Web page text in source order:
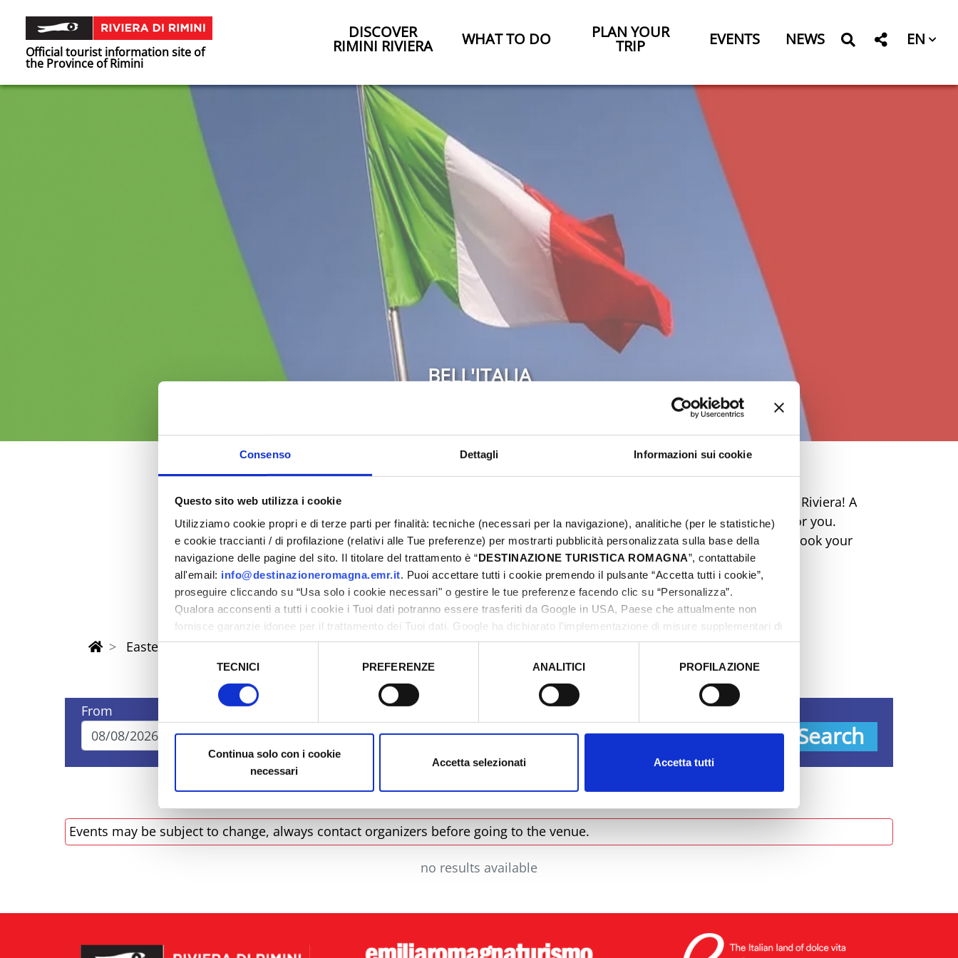
Consenso Dettagli Informazioni sui cookie
Questo sito web utilizza i cookie
Utilizziamo cookie propri e di terze parti per finalità: tecniche (necessari per la navigazione), analitiche (per le statistiche)
e cookie traccianti / di profilazione (relativi alle Tue preferenze) per mostrarti pubblicità personalizzata sulla base della
navigazione delle pagine del sito. Il titolare del trattamento è “DESTINAZIONE TURISTICA ROMAGNA”, contattabile
all'email: info@destinazioneromagna.emr.it. Puoi accettare tutti i cookie premendo il pulsante “Accetta tutti i cookie”,
proseguire cliccando su “Usa solo i cookie necessari" o gestire le tue preferenze facendo clic su “Personalizza”.
Qualora acconsenti a tutti i cookie i Tuoi dati potranno essere trasferiti da Google in USA, Paese che attualmente non
fornisce garanzie idonee per il trattamento dei Tuoi dati. Google ha dichiarato l’implementazione di misure supplementari di
sicurezza a Tutela dei navigatori, che abbiamo valutato essere sufficienti.
Selezione
TECNICI PREFERENZE ANALITICI PROFILAZIONE
Continua solo con i cookie
necessari
Accetta selezionati Accetta tutti
Official tourist information site of
the Province of Rimini
DISCOVER
RIMINI RIVIERA WHAT TO DO PLAN YOUR
TRIP EVENTS NEWS EN
BELL'ITALIA
Easter 2026
in the province of Rimini
Don't miss the chance to experience an unforgettable Easter on the Rimini Riviera! A
weekend full of events, sports, street food, music and markets is waiting for you.
Discover all the proposals and get ready to experience unique emotions. Book your
dream Easter now!
Easter Riviera Rimini Events
From To City
Search
Events may be subject to change, always contact organizers before going to the venue.
no results available